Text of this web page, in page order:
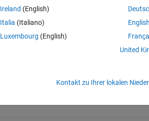
Weiterleiten
Ireland (English)
Italia (Italiano)
Luxembourg (English)
English
United
Kontakt zu Ihrer lokalen